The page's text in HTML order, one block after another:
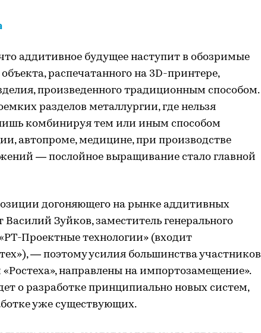
аддитивное будущее наступит в обозримые
распечатанного на 3D-принтере,
произведенного традиционным способом.
разделов металлургии, где нельзя
лишь комбинируя тем или иным способом
автопроме, медицине, при производстве
— послойное выращивание стало главной
догоняющего на рынке аддитивных
Зуйков, заместитель генерального
Проектные технологии» (входит
— поэтому усилия большинства участников
«Ростеха», направлены на импортозамещение».
о разработке принципиально новых систем,
уже существующих.